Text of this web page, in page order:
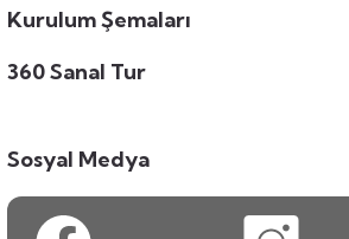
Kurulum Şemaları
360 Sanal Tur
Sosyal Medya